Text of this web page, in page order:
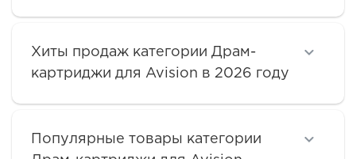
Хиты продаж категории Драм-
картриджи для Avision в 2026 году
Популярные товары категории